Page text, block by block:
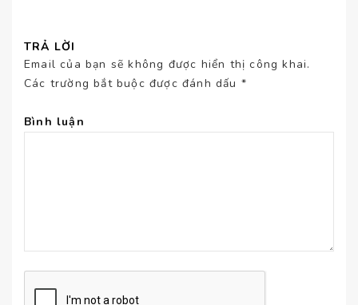
TRẢ LỜI
Email của bạn sẽ không được hiển thị công khai.
Các trường bắt buộc được đánh dấu *
Bình luận